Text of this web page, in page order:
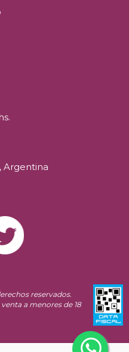
Argentina
reservados.
a menores de 18